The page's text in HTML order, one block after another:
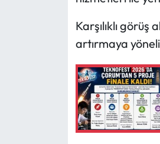
Karşılıklı
artırmaya
Mecitözü Haberleri
Ortaköy Haberleri
Osmancık Haberleri